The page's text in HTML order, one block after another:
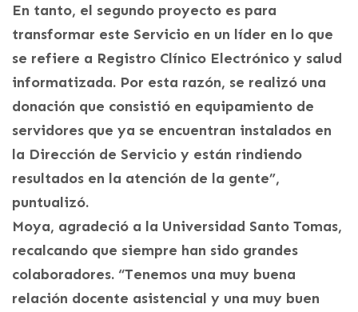
En tanto, el segundo proyecto es para
transformar este Servicio en un líder en lo que
se refiere a Registro Clínico Electrónico y salud
informatizada. Por esta razón, se realizó una
donación que consistió en equipamiento de
servidores que ya se encuentran instalados en
la Dirección de Servicio y están rindiendo
resultados en la atención de la gente”,
puntualizó.
Moya, agradeció a la Universidad Santo Tomas,
recalcando que siempre han sido grandes
colaboradores. “Tenemos una muy buena
relación docente asistencial y una muy buen